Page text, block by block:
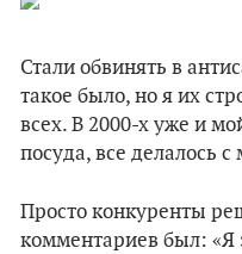
Стали обвинять в
такое было, но я их
всех. В 2000-х уже и
посуда, все делалось
Просто конкуренты
комментариев был: «Я